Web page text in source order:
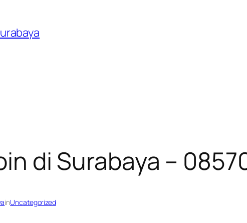
di Surabaya –
inUncategorized